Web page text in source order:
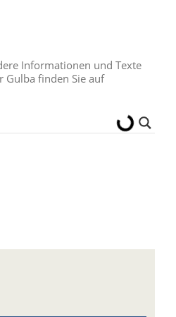
Informationen und Texte
Gulba finden Sie auf